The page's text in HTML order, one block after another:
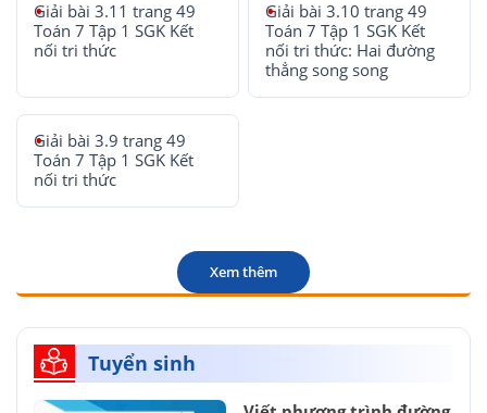
Giải bài 3.11 trang 49
Toán 7 Tập 1 SGK Kết
nối tri thức
Giải bài 3.10 trang 49
Toán 7 Tập 1 SGK Kết
nối tri thức: Hai đường
thẳng song song
Giải bài 3.9 trang 49
Toán 7 Tập 1 SGK Kết
nối tri thức
Xem thêm
Tuyển sinh